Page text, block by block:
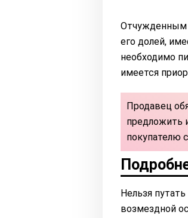
Отчужденным
его долей,
необходимо
имеется
Продавец
предложить
покупателю
Нельзя
возмездной